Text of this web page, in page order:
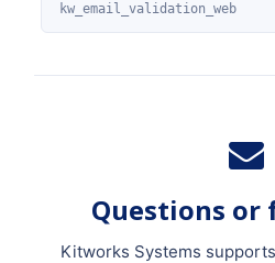
kw_email_validation_web
Questions or
Kitworks Systems